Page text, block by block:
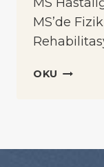
MS’de
OKU MS